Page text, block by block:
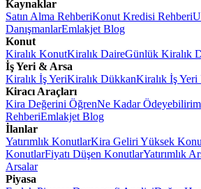
Kaynaklar
Satın Alma RehberiKonut Kredisi Rehberi
DanışmanlarEmlakjet Blog
Konut
Kiralık KonutKiralık DaireGünlük Kiralık
İş Yeri & Arsa
Kiralık İş YeriKiralık DükkanKiralık İş Yeri
Kiracı Araçları
Kira Değerini ÖğrenNe Kadar Ödeyebilirim
RehberiEmlakjet Blog
İlanlar
Yatırımlık KonutlarKira Geliri Yüksek
KonutlarFiyatı Düşen KonutlarYatırımlık
Arsalar
Piyasa